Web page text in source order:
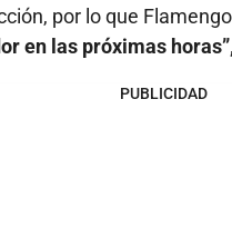
por lo que
en las próximas
PUBLICIDAD